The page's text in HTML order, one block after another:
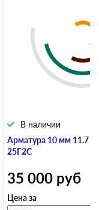
Арматура 10 мм 11.7 м
25Г2С
В наличии
35 000 руб
Цена за